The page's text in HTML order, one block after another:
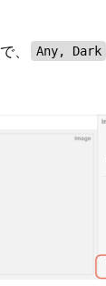
で、 Any, Dark